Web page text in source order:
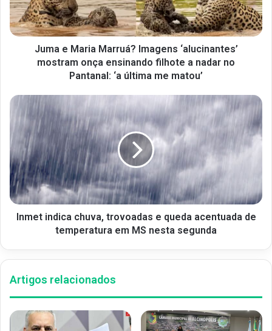
Juma e Maria Marruá? Imagens ‘alucinantes’
mostram onça ensinando filhote a nadar no
Pantanal: ‘a última me matou’
Inmet indica chuva, trovoadas e queda acentuada de
temperatura em MS nesta segunda
Artigos relacionados